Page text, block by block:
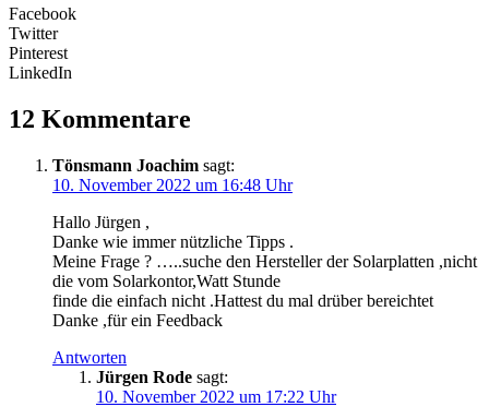
Facebook
Twitter
Pinterest
LinkedIn
12 Kommentare
Tönsmann Joachim sagt:
10. November 2022 um 16:48 Uhr
Hallo Jürgen ,
Danke wie immer nützliche Tipps .
Meine Frage ? …..suche den Hersteller der Solarplatten ,nicht
die vom Solarkontor,Watt Stunde
finde die einfach nicht .Hattest du mal drüber bereichtet
Danke ,für ein Feedback
Antworten
Jürgen Rode sagt:
10. November 2022 um 17:22 Uhr